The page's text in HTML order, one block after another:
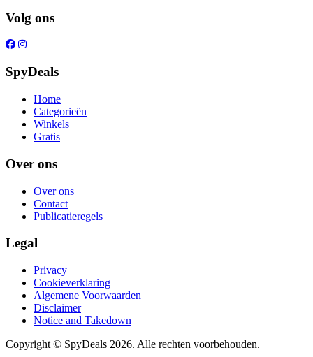
Volg ons
SpyDeals
Home
Categorieën
Winkels
Gratis
Over ons
Over ons
Contact
Publicatieregels
Legal
Privacy
Cookieverklaring
Algemene Voorwaarden
Disclaimer
Notice and Takedown
Copyright © SpyDeals 2026. Alle rechten voorbehouden.